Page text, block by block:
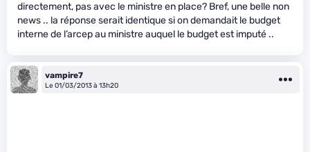
directement, pas avec le ministre en place? Bref, une belle non
news .. la réponse serait identique si on demandait le budget
interne de l’arcep au ministre auquel le budget est imputé ..
vampire7
Le 01/03/2013 à 13h20